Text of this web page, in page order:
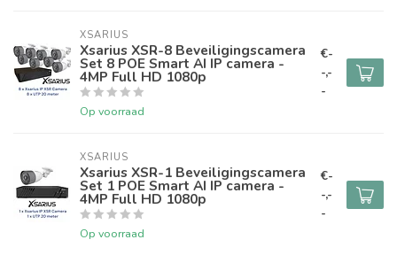
XSARIUS
Xsarius XSR-8 Beveiligingscamera
Set 8 POE Smart AI IP camera -
4MP Full HD 1080p
Op voorraad
€-
-,-
-
XSARIUS
Xsarius XSR-1 Beveiligingscamera
Set 1 POE Smart AI IP camera -
4MP Full HD 1080p
Op voorraad
€-
-,-
-